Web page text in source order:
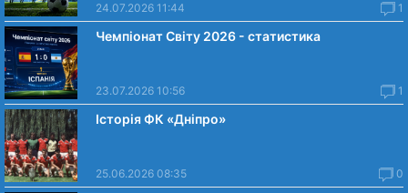
24.07.2026 11:44 1
Чемпіонат Світу 2026 - статистика
23.07.2026 10:56 1
Історія ФК «Дніпро»
25.06.2026 08:35 0